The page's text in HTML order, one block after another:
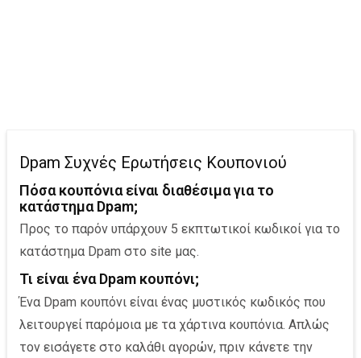
Dpam Συχνές Ερωτήσεις Κουπονιού
Πόσα κουπόνια είναι διαθέσιμα για το
κατάστημα Dpam;
Προς το παρόν υπάρχουν 5 εκπτωτικοί κωδικοί για το
κατάστημα Dpam στο site μας.
Τι είναι ένα Dpam κουπόνι;
Ένα Dpam κουπόνι είναι ένας μυστικός κωδικός που
λειτουργεί παρόμοια με τα χάρτινα κουπόνια. Απλώς
τον εισάγετε στο καλάθι αγορών, πριν κάνετε την